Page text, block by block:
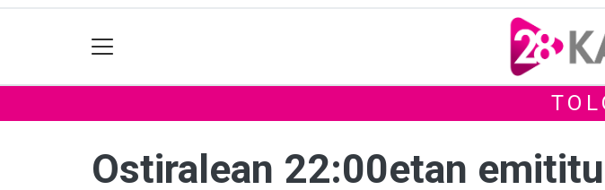
Ostiralean 22:00etan